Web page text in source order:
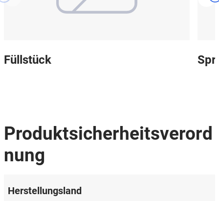
Füllstück
Produktsicherheitsverord
nung
Herstellungsland